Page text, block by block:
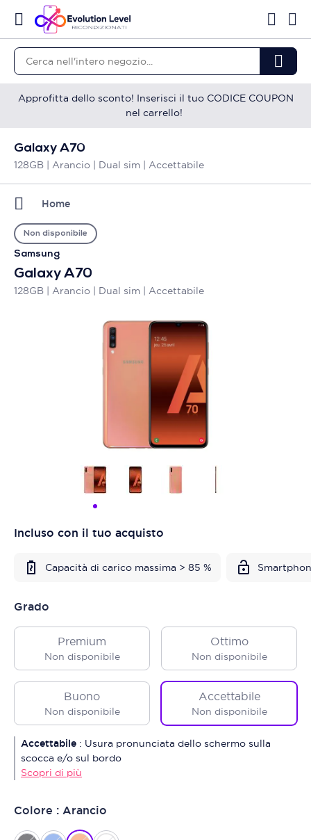
Approfitta dello sconto! Inserisci il tuo CODICE COUPON
nel carrello!
Galaxy A70
128GB | Arancio | Dual sim | Accettabile
Home
Samsung
Galaxy A70
128GB | Arancio | Dual sim | Accettabile
Non disponibile
Incluso con il tuo acquisto
Capacità di carico massima > 85 %
Grado
Premium
Non disponibile
Ottimo
Non disponibile
Buono
Non disponibile
Accettabile
Non disponibile
Accettabile : Usura pronunciata dello schermo sulla
scocca e/o sul bordo
Scopri di più
Colore : Arancio